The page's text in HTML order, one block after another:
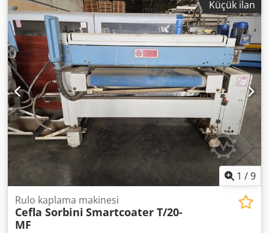
Hemen kullanılabilir.
Küçük ilan
1 /9
Rulo kaplama makinesi
Cefla Sorbini Smartcoater T/20-
MF